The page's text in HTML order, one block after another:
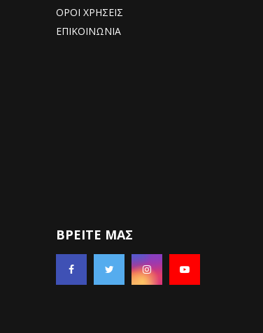
ΟΡΟΙ ΧΡΗΣΕΙΣ
ΕΠΙΚΟΙΝΩΝΙΑ
ΒΡΕΊΤΕ ΜΑΣ